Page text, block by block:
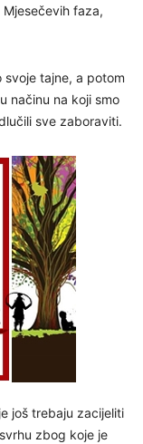
faza,
svoje tajne, a potom
načinu na koji smo
sve zaboraviti.
još trebaju zacijeliti
zbog koje je